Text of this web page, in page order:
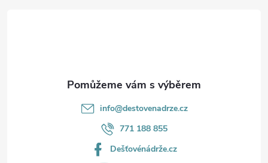
info@destovenadrze.cz
771 188 855
Dešťovénádrže.cz